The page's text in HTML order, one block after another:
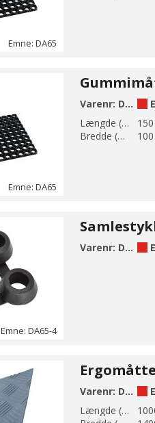
Emne: DA65
Emne: DA65
Varenr: DA65-3
Længde (mm):
150
Bredde (mm):
100
Emne: DA65-4
Varenr: DA65-4
Varenr: DA70-1
Længde (mm):